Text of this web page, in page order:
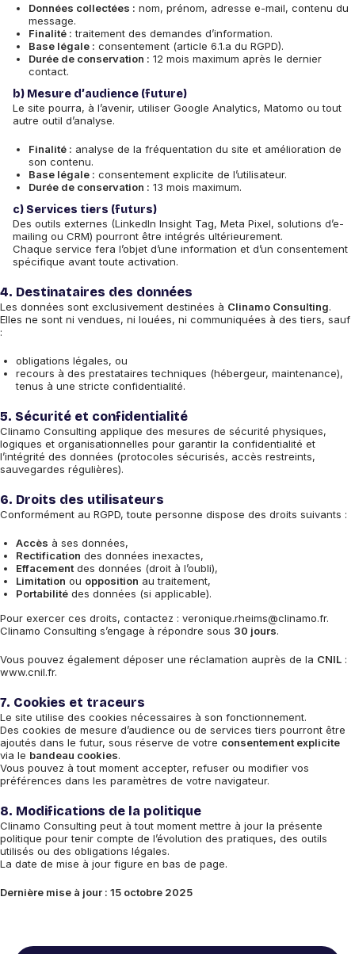
Données collectées : nom, prénom, adresse e-mail, contenu du
message.
Finalité : traitement des demandes d’information.
Base légale : consentement (article 6.1.a du RGPD).
Durée de conservation : 12 mois maximum après le dernier
contact.
b) Mesure d’audience (future)
Le site pourra, à l’avenir, utiliser Google Analytics, Matomo ou tout
autre outil d’analyse.
Finalité : analyse de la fréquentation du site et amélioration de
son contenu.
Base légale : consentement explicite de l’utilisateur.
Durée de conservation : 13 mois maximum.
c) Services tiers (futurs)
Des outils externes (LinkedIn Insight Tag, Meta Pixel, solutions d’e-
mailing ou CRM) pourront être intégrés ultérieurement.
Chaque service fera l’objet d’une information et d’un consentement
spécifique avant toute activation.
4. Destinataires des données
Les données sont exclusivement destinées à Clinamo Consulting.
Elles ne sont ni vendues, ni louées, ni communiquées à des tiers, sauf
:
obligations légales, ou
recours à des prestataires techniques (hébergeur, maintenance),
tenus à une stricte confidentialité.
5. Sécurité et confidentialité
Clinamo Consulting applique des mesures de sécurité physiques,
logiques et organisationnelles pour garantir la confidentialité et
l’intégrité des données (protocoles sécurisés, accès restreints,
sauvegardes régulières).
6. Droits des utilisateurs
Conformément au RGPD, toute personne dispose des droits suivants :
Accès à ses données,
Rectification des données inexactes,
Effacement des données (droit à l’oubli),
Limitation ou opposition au traitement,
Portabilité des données (si applicable).
Pour exercer ces droits, contactez : veronique.rheims@clinamo.fr.
Clinamo Consulting s’engage à répondre sous 30 jours.
Vous pouvez également déposer une réclamation auprès de la CNIL :
www.cnil.fr.
7. Cookies et traceurs
Le site utilise des cookies nécessaires à son fonctionnement.
Des cookies de mesure d’audience ou de services tiers pourront être
ajoutés dans le futur, sous réserve de votre consentement explicite
via le bandeau cookies.
Vous pouvez à tout moment accepter, refuser ou modifier vos
préférences dans les paramètres de votre navigateur.
8. Modifications de la politique
Clinamo Consulting peut à tout moment mettre à jour la présente
politique pour tenir compte de l’évolution des pratiques, des outils
utilisés ou des obligations légales.
La date de mise à jour figure en bas de page.
Dernière mise à jour : 15 octobre 2025